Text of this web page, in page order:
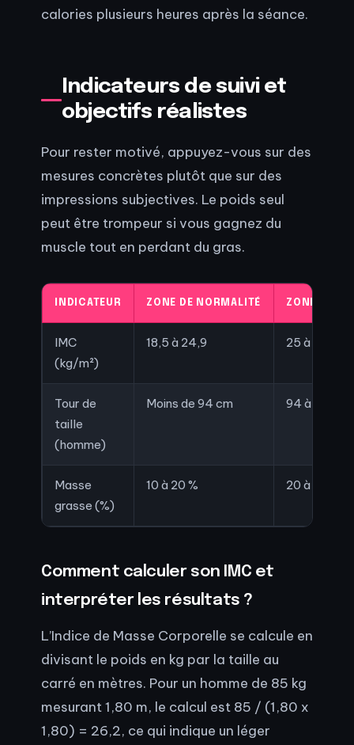
calories plusieurs heures après la séance.
Indicateurs de suivi et
objectifs réalistes
Pour rester motivé, appuyez-vous sur des
mesures concrètes plutôt que sur des
impressions subjectives. Le poids seul
peut être trompeur si vous gagnez du
muscle tout en perdant du gras.
INDICATEUR ZONE DE NORMALITÉ ZONE DE
IMC
(kg/m²)
18,5 à 24,9 25 à 29,9
Tour de
taille
(homme)
Moins de 94 cm 94 à 102 cm
Masse
grasse (%)
10 à 20 % 20 à 25 %
Comment calculer son IMC et
interpréter les résultats ?
L’Indice de Masse Corporelle se calcule en
divisant le poids en kg par la taille au
carré en mètres. Pour un homme de 85 kg
mesurant 1,80 m, le calcul est 85 / (1,80 x
1,80) = 26,2, ce qui indique un léger